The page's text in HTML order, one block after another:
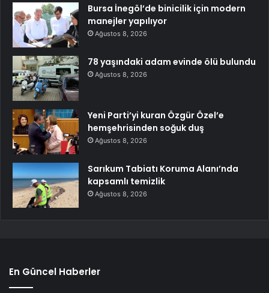
Bursa İnegöl’de binicilik için modern
manejler yapılıyor
Ağustos 8, 2026
78 yaşındaki adam evinde ölü bulundu
Ağustos 8, 2026
Yeni Parti’yi kuran Özgür Özel’e
hemşehrisinden soğuk duş
Ağustos 8, 2026
Sarıkum Tabiatı Koruma Alanı’nda
kapsamlı temizlik
Ağustos 8, 2026
En Güncel Haberler